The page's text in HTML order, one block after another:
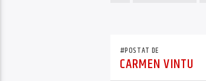
#POSTAT DE
CARMEN VINTU